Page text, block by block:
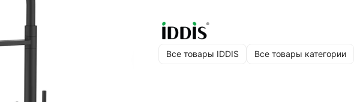
Все товары IDDIS Все товары категории